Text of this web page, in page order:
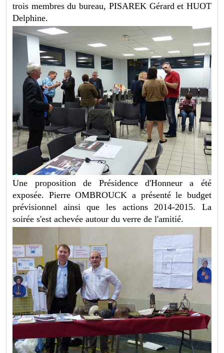
trois membres du bureau, PISAREK Gérard et HUOT
Delphine.
Une proposition de Présidence d'Honneur a été
exposée. Pierre OMBROUCK a présenté le budget
prévisionnel ainsi que les actions 2014-2015. La
soirée s'est achevée autour du verre de l'amitié.